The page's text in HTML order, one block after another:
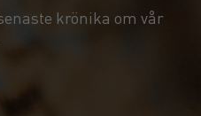
krönika om vår